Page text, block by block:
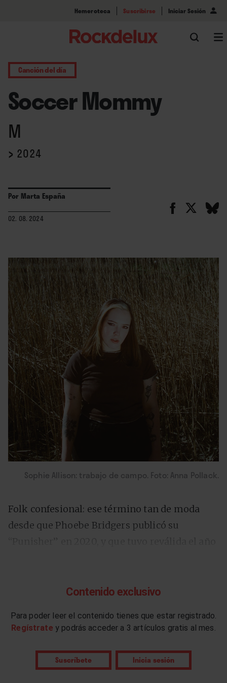
Hemeroteca Suscribirse Iniciar Sesión
Canción del día
Soccer Mommy
M
› 2024
Por Marta España
02. 08. 2024
Sophie Allison: trabajo de campo. Foto: Anna Pollack.
Folk confesional: ese término tan de moda
desde que Phoebe Bridgers publicó su
exhaustivo, podríamos atestiguar el
“confesional” en la música de la tercera década
nuestro país).
Contenido exclusivo
Para poder leer el contenido tienes que estar registrado.
Regístrate y podrás acceder a 3 artículos gratis al mes.
Suscríbete Inicia sesión